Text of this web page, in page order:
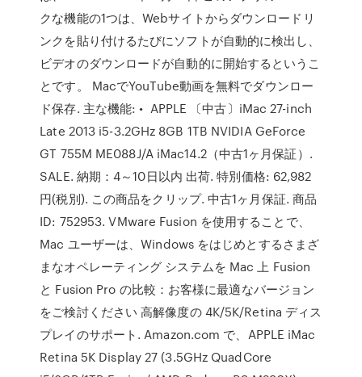
クな機能の1つは、Webサイトからダウンロードリ
ンクを貼り付けるたびにソフトが自動的に検出し、
ビデオのダウンロードが自動的に開始するというこ
とです。 MacでYouTube動画を無料でダウンロー
ド保存. 主な機能: • APPLE 〔中古〕iMac 27-inch
Late 2013 i5-3.2GHz 8GB 1TB NVIDIA GeForce
GT 755M ME088J/A iMac14.2（中古1ヶ月保証）.
SALE. 納期：4～10日以内 出荷. 特別価格: 62,982
円(税別). この商品をクリップ. 中古1ヶ月保証. 商品
ID: 752953. VMware Fusion を使用することで、
Mac ユーザーは、Windows をはじめとするさまざ
まなオペレーティング システムを Mac 上 Fusion
と Fusion Pro の比較：お客様に最適なバージョン
をご検討ください 高解像度の 4K/5K/Retina ディス
プレイのサポート. Amazon.com で、APPLE iMac
Retina 5K Display 27 (3.5GHz QuadCore